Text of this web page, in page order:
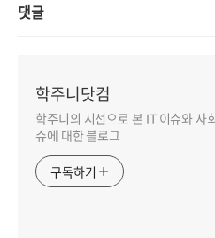
댓글
학주니닷컴
학주니의 시선으로 본 IT 이슈와 사
슈에 대한 블로그
구독하기